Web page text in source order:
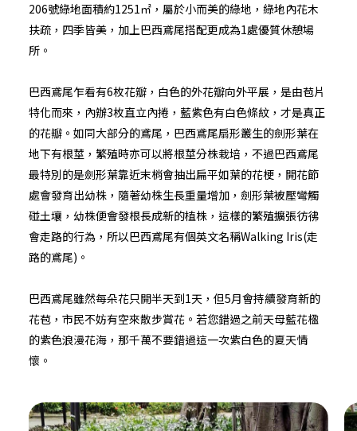
206號綠地面積約1251㎡，屬於小而美的綠地，綠地內花木
扶疏，四季皆美，加上巴西鳶尾搭配更成為1處優質休憩場
所。
巴西鳶尾乍看有6枚花瓣，白色的外花瓣向外平展，是由苞片
特化而來，內辦3枚直立內捲，藍紫色有白色條紋，才是真正
的花瓣。如同大部分的鳶尾，巴西鳶尾扇形叢生的劍形葉在
地下有根莖，繁殖時亦可以將根莖分株栽培，不過巴西鳶尾
最特別的是劍形葉靠近末梢會抽出扁平如葉的花梗，開花節
處會發育出幼株，隨著幼株生長重量增加，劍形葉被壓彎觸
碰土壤，幼株便會發根長成新的植株，這樣的繁殖擴張彷彿
會走路的行為，所以巴西鳶尾有個英文名稱Walking Iris(走
路的鳶尾)。
巴西鳶尾雖然每朵花只開半天到1天，但5月會持續發育新的
花苞，市民不妨有空來散步賞花。若您錯過之前天母藍花楹
的紫色浪漫花海，那千萬不要錯過這一次紫白色的夏天情
懷。